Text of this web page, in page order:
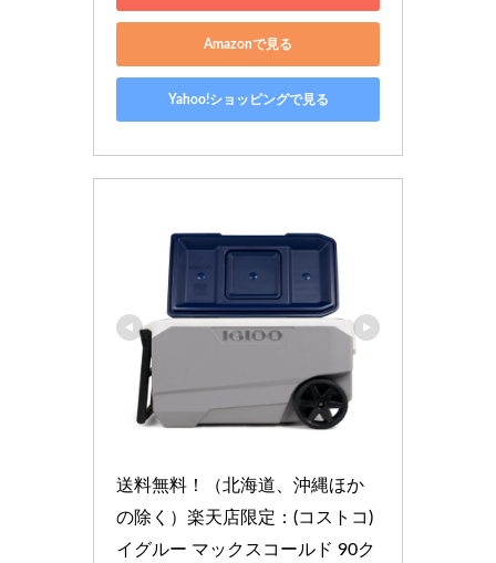
Amazonで見る
Yahoo!ショッピングで見る
送料無料！（北海道、沖縄ほか
の除く）楽天店限定：(コストコ)
イグルー マックスコールド 90ク